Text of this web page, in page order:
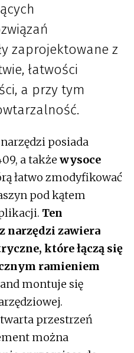
zaprojektowane z
łatwości
a przy tym
posiada
a także wysoce
łatwo zmodyfikować
pod kątem
Ten
narzędzi zawiera
które łączą się
ramieniem
montuje się
przestrzeń
można